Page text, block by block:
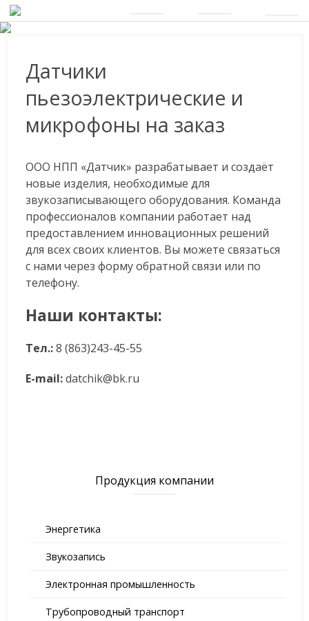
Продукция компании
Энергетика
Звукозапись
Электронная промышленность
Трубопроводный транспорт
Датчики
пьезоэлектрические и
микрофоны на заказ
ООО НПП «Датчик» разрабатывает и создаёт
новые изделия, необходимые для
звукозаписывающего оборудования. Команда
профессионалов компании работает над
предоставлением инновационных решений
для всех своих клиентов. Вы можете связаться
с нами через форму обратной связи или по
телефону.
Наши контакты:
Тел.:8 (863)243-45-55
Е-mail:datchik@bk.ru